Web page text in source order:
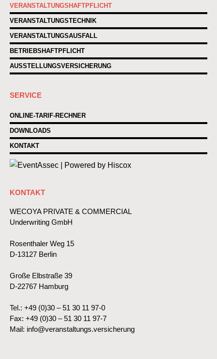
VERANSTALTUNGSHAFTPFLICHT
VERANSTALTUNGSTECHNIK
VERANSTALTUNGSAUSFALL
BETRIEBSHAFTPFLICHT
AUSSTELLUNGSVERSICHERUNG
SERVICE
ONLINE-TARIF-RECHNER
DOWNLOADS
KONTAKT
KONTAKT
WECOYA PRIVATE & COMMERCIAL
Underwriting GmbH
Rosenthaler Weg 15
D-13127 Berlin
Große Elbstraße 39
D-22767 Hamburg
Tel.: +49 (0)30 – 51 30 11 97-0
Fax: +49 (0)30 – 51 30 11 97-7
Mail: info@veranstaltungs.versicherung